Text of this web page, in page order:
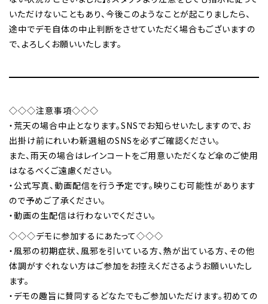
いただけないこともあり、今後このようなことが起こりましたら、
途中でデモ自体の中止判断をさせていただく場合もございますの
で、よろしくお願いいたします。
◇◇◇注意事項◇◇◇
・荒天の場合中止となります。SNSでお知らせいたしますので、お
出掛け前にれいわ新選組のSNSを必ずご確認ください。
また、雨天の場合はレインコートをご用意いただくなど傘のご使用
はなるべくご遠慮ください。
・公式写真、動画配信を行う予定です。映りこむ可能性があります
ので予めご了承ください。
・動画の生配信は行わないでください。
◇◇◇デモに参加するにあたって◇◇◇
・風邪の初期症状、風邪を引いている方、熱が出ている方、その他
体調がすぐれない方はご参加をお控えくださるようお願いいたし
ます。
・デモの趣旨に賛同するどなたでもご参加いただけます。初めての